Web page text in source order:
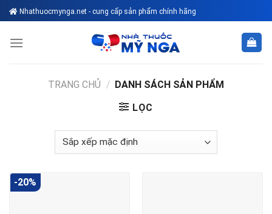
Skip
to
content
Nhathuocmynga.net - cung cấp sản phẩm chính hãng
TRANG CHỦ / DANH SÁCH SẢN PHẨM
LỌC
-20%